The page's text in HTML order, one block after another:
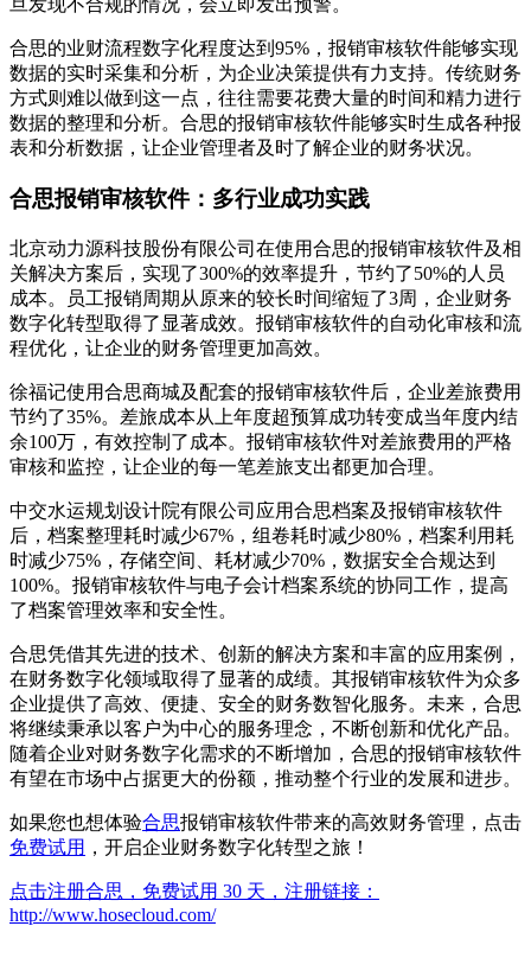
旦发现不合规的情况，会立即发出预警。
合思的业财流程数字化程度达到95%，报销审核软件能够实现
数据的实时采集和分析，为企业决策提供有力支持。传统财务
方式则难以做到这一点，往往需要花费大量的时间和精力进行
数据的整理和分析。合思的报销审核软件能够实时生成各种报
表和分析数据，让企业管理者及时了解企业的财务状况。
合思报销审核软件：多行业成功实践
北京动力源科技股份有限公司在使用合思的报销审核软件及相
关解决方案后，实现了300%的效率提升，节约了50%的人员
成本。员工报销周期从原来的较长时间缩短了3周，企业财务
数字化转型取得了显著成效。报销审核软件的自动化审核和流
程优化，让企业的财务管理更加高效。
徐福记使用合思商城及配套的报销审核软件后，企业差旅费用
节约了35%。差旅成本从上年度超预算成功转变成当年度内结
余100万，有效控制了成本。报销审核软件对差旅费用的严格
审核和监控，让企业的每一笔差旅支出都更加合理。
中交水运规划设计院有限公司应用合思档案及报销审核软件
后，档案整理耗时减少67%，组卷耗时减少80%，档案利用耗
时减少75%，存储空间、耗材减少70%，数据安全合规达到
100%。报销审核软件与电子会计档案系统的协同工作，提高
了档案管理效率和安全性。
合思凭借其先进的技术、创新的解决方案和丰富的应用案例，
在财务数字化领域取得了显著的成绩。其报销审核软件为众多
企业提供了高效、便捷、安全的财务数智化服务。未来，合思
将继续秉承以客户为中心的服务理念，不断创新和优化产品。
随着企业对财务数字化需求的不断增加，合思的报销审核软件
有望在市场中占据更大的份额，推动整个行业的发展和进步。
如果您也想体验合思报销审核软件带来的高效财务管理，点击
免费试用 ，开启企业财务数字化转型之旅！
点击注册合思，免费试用 30 天，注册链接：
http://www.hosecloud.com/